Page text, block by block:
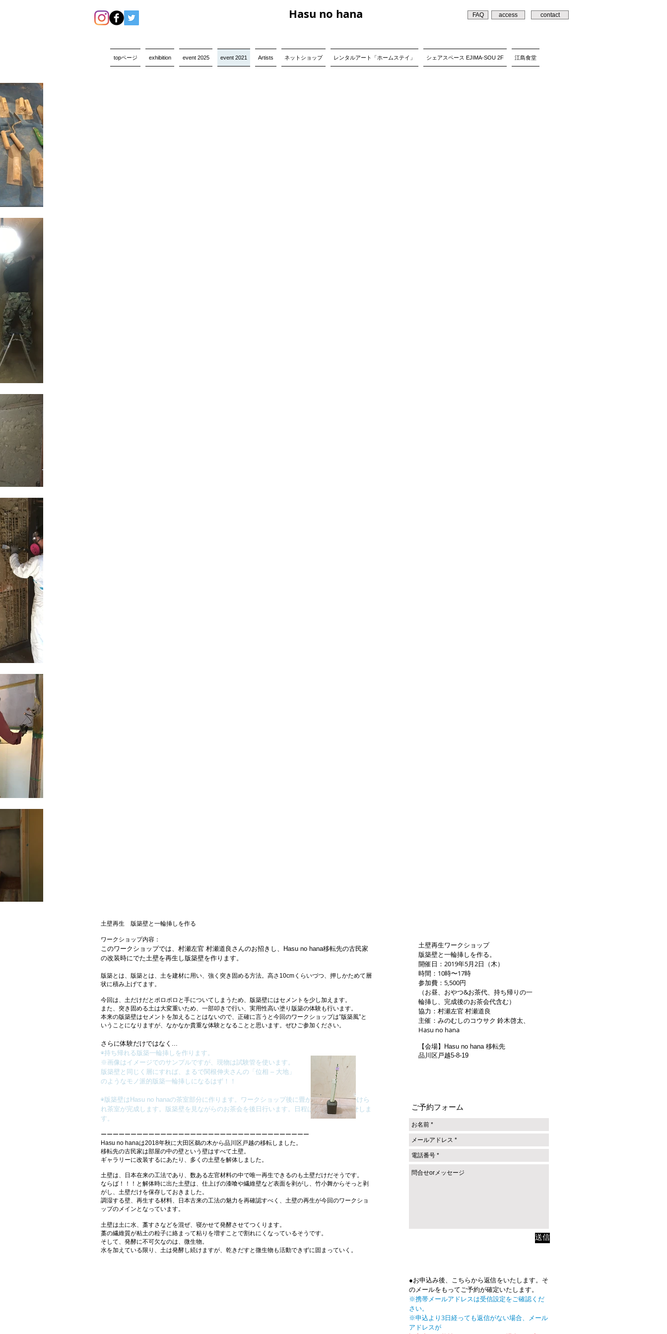
Hasu no hana FAQ access contact
topページ exhibition event 2025 event 2021 Artists ネットショップ レンタルアート「ホームステイ」 シェアスペース EJIMA-SOU 2F 江島食堂
土壁再生 版築壁と一輪挿しを作る
ワークショップ内容：
このワークショップでは、村瀬左官 村瀬道良さんのお招きし、Hasu no hana移転先の古民家
の改装時にでた土壁を再生し版築壁を作ります。
版築とは、 版築とは、土を建材に用い、強く突き固める方法。高さ10cmくらいづつ、押しかためて層
状に積み上げてます。
今回は、土だけだとポロポロと手についてしまうため、版築壁にはセメントを少し加えます。
また、突き固める土は大変重いため、一部叩きで行い、実用性高い塗り版築の体験も行います。
本来の版築壁はセメントを加えることはないので、正確に言うと今回のワークショップは”版築風”と
いうことになりますが、なかなか貴重な体験となることと思います。ぜひご参加ください。
さらに体験だけではなく...
◉持ち帰れる版築一輪挿しを作ります。
※画像はイメージでのサンプルですが、現物は試験管を使います。
版築壁と同じく層にすれば、まるで関根伸夫さんの「位相 – 大地」
のようなモノ派的版築一輪挿しになるはず！！
◉版築壁はHasu no hanaの茶室部分に作ります。ワークショップ後に畳が入り、蔵扉がつけら
れ茶室が完成します。版築壁を見ながらのお茶会を後日行います。日程はおってお知らせしま
す。
ーーーーーーーーーーーーーーーーーーーーーーーーーーーーーーーーーーー
Hasu no hanaは2018年秋に大田区鵜の木から品川区戸越の移転しました。
移転先の古民家は部屋の中の壁という壁はすべて土壁。
ギャラリーに改装するにあたり、多くの土壁を解体しました。
土壁は、日本在来の工法であり、数ある左官材料の中で唯一再生できるのも土壁だけだそうです。
ならば！！！と解体時に出た土壁は、仕上げの漆喰や繊維壁など表面を剥がし、竹小舞からそっと剥
がし、土壁だけを保存しておきました。
調湿する壁、再生する材料、日本古来の工法の魅力を再確認すべく、土壁の再生が今回のワークショ
ップのメインとなっています。
土壁は土に水、藁すさなどを混ぜ、寝かせて発酵させてつくります。
藁の繊維質が粘土の粒子に絡まって粘りを増すことで割れにくなっているそうです。
そして、発酵に不可欠なのは、微生物。
水を加えている限り、土は発酵し続けますが、乾きだすと微生物も活動できずに固まっていく。
土壁再生ワークショップ
版築壁と一輪挿しを作る。
開催日：2019年5月2日（木）
時間：10時〜17時
参加費：5,500円
（お昼、おやつ&お茶代、持ち帰りの一
輪挿し、完成後のお茶会代含む）
協力：村瀬左官 村瀬道良
主催：みのむしのコウサク 鈴木啓太、
Hasu no hana
【会場】Hasu no hana 移転先
​品川区戸越5-8-19
ご予約フォーム
●お申込み後、こちらから返信をいたします。そ
のメールをもってご予約が確定いたします。
※携帯メールアドレスは受信設定をご確認くだ
さい。
※申込より3日経っても返信がない場合、メール
アドレスが
送信